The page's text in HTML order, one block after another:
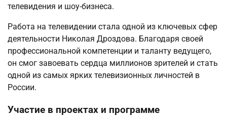
телевидения и шоу-бизнеса.
Работа на телевидении стала одной из ключевых сфер
деятельности Николая Дроздова. Благодаря своей
профессиональной компетенции и таланту ведущего,
он смог завоевать сердца миллионов зрителей и стать
одной из самых ярких телевизионных личностей в
России.
Участие в проектах и программе